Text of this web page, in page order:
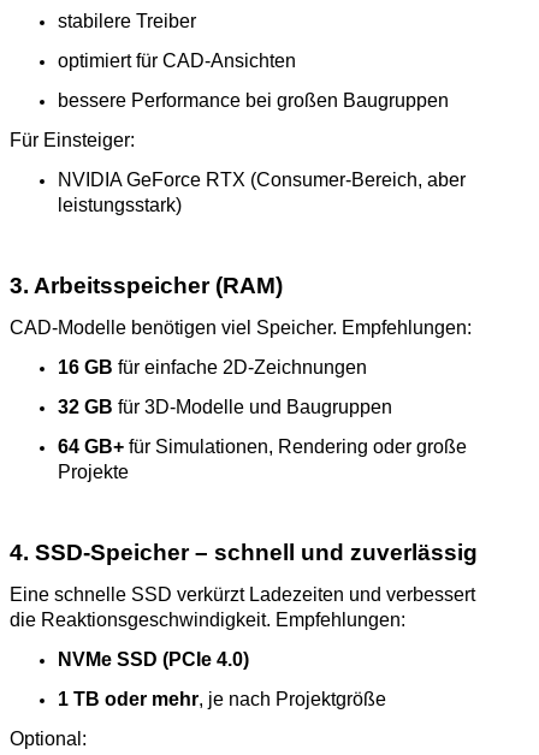
stabilere Treiber
optimiert für CAD‑Ansichten
bessere Performance bei großen Baugruppen
Für Einsteiger:
NVIDIA GeForce RTX (Consumer‑Bereich, aber
leistungsstark)
3. Arbeitsspeicher (RAM)
CAD‑Modelle benötigen viel Speicher. Empfehlungen:
16 GB für einfache 2D‑Zeichnungen
32 GB für 3D‑Modelle und Baugruppen
64 GB+ für Simulationen, Rendering oder große
Projekte
4. SSD‑Speicher – schnell und zuverlässig
Eine schnelle SSD verkürzt Ladezeiten und verbessert
die Reaktionsgeschwindigkeit. Empfehlungen:
NVMe SSD (PCIe 4.0)
1 TB oder mehr, je nach Projektgröße
Optional: